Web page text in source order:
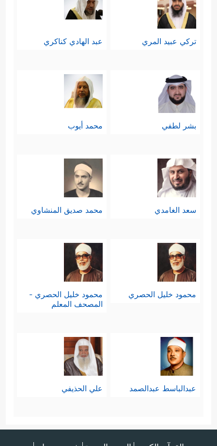
تركي عبيد المري عبد الهادي كناكري
بشر لطفي محمد أيوب
سعد الغامدي محمد صديق المنشاوي
محمود خليل الحصري
محمود خليل الحصري -
المصحف المعلم
عبدالباسط عبدالصمد علي الحذيفي